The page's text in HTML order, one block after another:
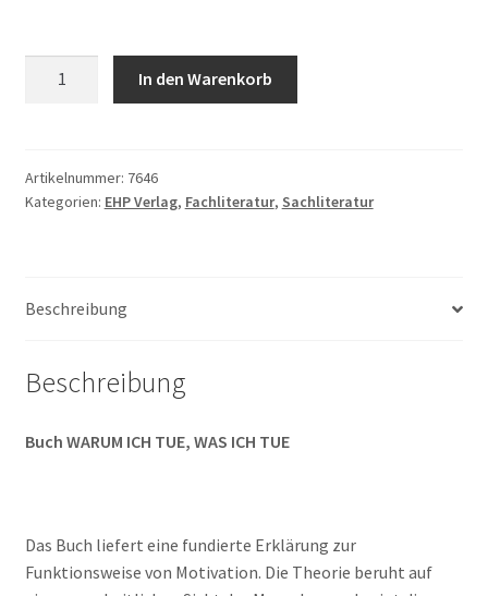
ICH
TUE,
Menge
In den Warenkorb
Artikelnummer: 7646
Kategorien: EHP Verlag, Fachliteratur, Sachliteratur
Beschreibung
Beschreibung
Buch WARUM ICH TUE, WAS ICH TUE
Das Buch liefert eine fundierte Erklärung zur
Funktionsweise von Motivation. Die Theorie beruht auf